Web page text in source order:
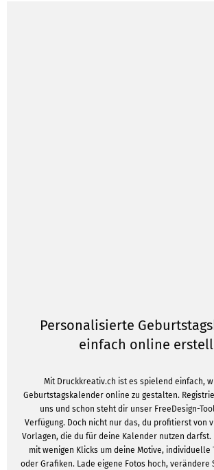
Personalisierte
einfach online
Mit Druckkreativ.ch ist es spielend einfach,
Geburtstagskalender online zu gestalten.
uns und schon steht dir unser FreeDesign-
Verfügung. Doch nicht nur das, du profitierst von
Vorlagen, die du für deine Kalender nutzen darfst.
mit wenigen Klicks um deine Motive, individuelle
oder Grafiken. Lade eigene Fotos hoch,